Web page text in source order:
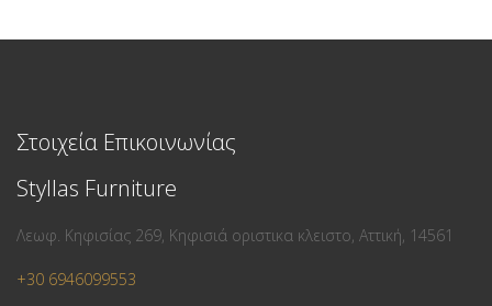
Στοιχεία Επικοινωνίας
Styllas Furniture
Λεωφ. Κηφισίας 269, Κηφισιά οριστικα κλειστο, Αττική, 14561
+30 6946099553